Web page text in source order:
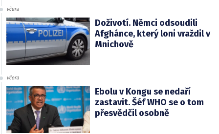
včera
Doživotí. Němci odsoudili
Afghánce, který loni vraždil v
Mnichově
včera
Ebolu v Kongu se nedaří
zastavit. Šéf WHO se o tom
přesvědčil osobně